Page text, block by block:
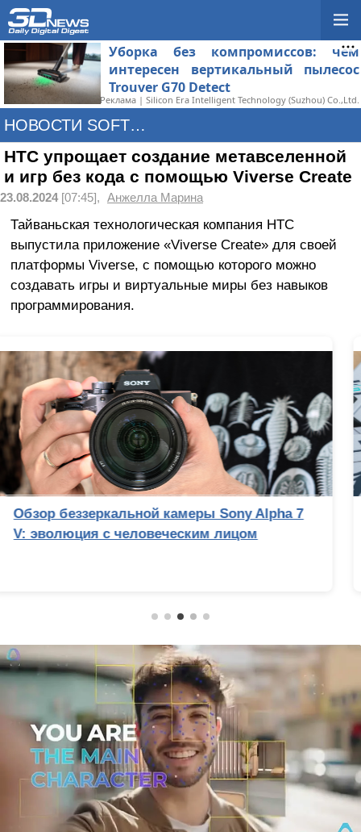
Уборка без компромиссов: чем
интересен вертикальный пылесос
Trouver G70 Detect
Реклама | Silicon Era Intelligent Technology (Suzhou) Co.,Ltd.
НОВОСТИ SOFTWARE
HTC упрощает создание метавселенной
и игр без кода с помощью Viverse Create
23.08.2024[07:45], Анжелла Марина
Тайваньская технологическая компания HTC
выпустила приложение «Viverse Create» для своей
платформы Viverse, с помощью которого можно
создавать игры и виртуальные миры без навыков
программирования.
Лучший процессор под DDR4 в 2026 году:
AM4 против LGA 1700